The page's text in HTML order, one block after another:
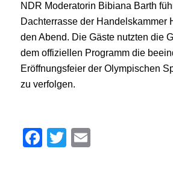
NDR Moderatorin Bibiana Barth
Dachterrasse der Handelskammer
den Abend. Die Gäste nutzten die
dem offiziellen Programm die
Eröffnungsfeier der Olympischen
zu verfolgen.
Facebook
Twitter